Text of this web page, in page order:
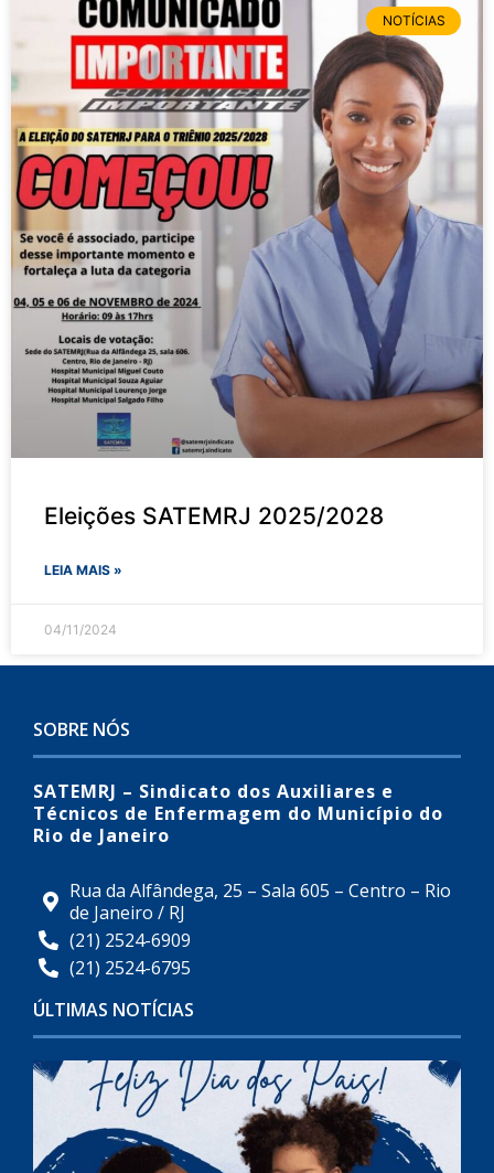
NOTÍCIAS
Eleições SATEMRJ 2025/2028
LEIA MAIS »
04/11/2024
SOBRE NÓS
SATEMRJ – Sindicato dos Auxiliares e
Técnicos de Enfermagem do Município do
Rio de Janeiro
Rua da Alfândega, 25 – Sala 605 – Centro – Rio
de Janeiro / RJ
(21) 2524-6909
(21) 2524-6795
ÚLTIMAS NOTÍCIAS